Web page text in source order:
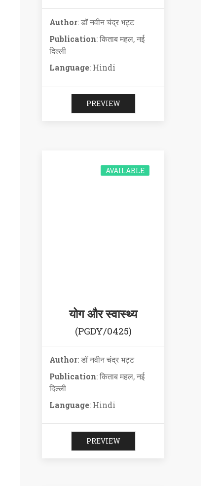
Author: डॉ नवीन चंद्र भट्ट
Publication: किताब महल, नई
दिल्ली
Language: Hindi
PREVIEW
योग और स्वास्थ्य
(PGDY/0425)
AVAILABLE
Author: डॉ नवीन चंद्र भट्ट
Publication: किताब महल, नई
दिल्ली
Language: Hindi
PREVIEW